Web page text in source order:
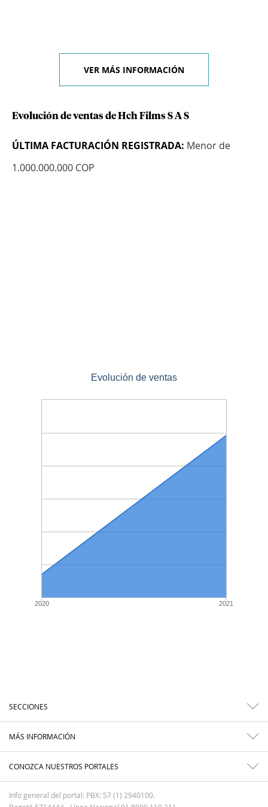
VER MÁS INFORMACIÓN
Evolución de ventas de Hch Films S A S
ÚLTIMA FACTURACIÓN REGISTRADA: Menor de
1.000.000.000 COP
Evolución de ventas
2020 2021
SECCIONES
MÁS INFORMACIÓN
CONOZCA NUESTROS PORTALES
Info general del portal: PBX: 57 (1) 2940100.